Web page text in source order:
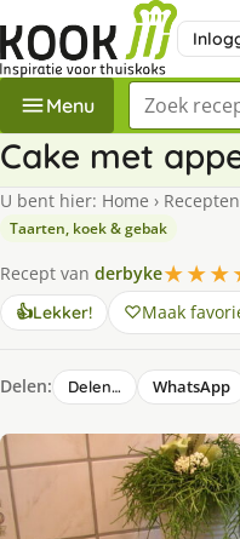
Menu Zoek een
Cake met
U bent hier: Home › Recepten
Taarten, koek & gebak
Recept van derbyke
👍Lekker! Maak
Delen: Delen… WhatsApp